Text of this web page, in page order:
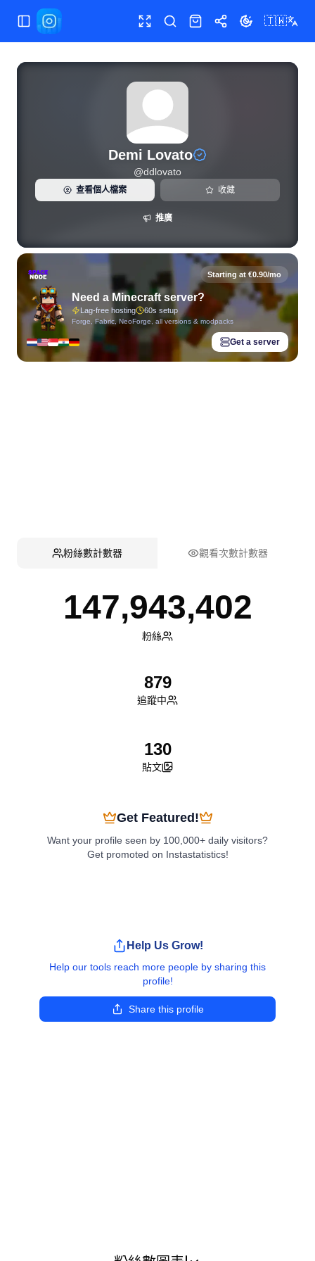
切換選單 全螢幕搜尋 商店 分享 切換主題
🇹🇼
Demi Lovato（@ddlovato）的 Instagram 即時統計與粉絲分
Demi Lovato
@ddlovato
查看個人檔案 收藏
推廣
Starting at €0.90/mo
Need a Minecraft server?
Lag-free hosting 60s setup
Forge, Fabric, NeoForge, all versions & modpacks
Get a server
粉絲數計數器 觀看次數計數器
147,943,402
粉絲
879
追蹤中
130
貼文
Get Featured!
Want your profile seen by 100,000+ daily visitors?
Get promoted on Instastatistics!
Help Us Grow!
Help our tools reach more people by sharing this
profile!
Share this profile